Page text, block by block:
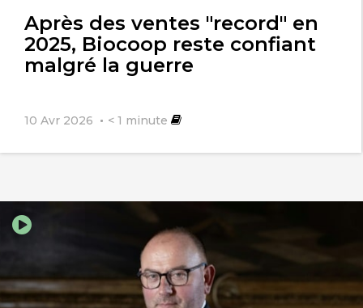
Après des ventes "record" en
2025, Biocoop reste confiant
malgré la guerre
10 Avr 2026 < 1 minute